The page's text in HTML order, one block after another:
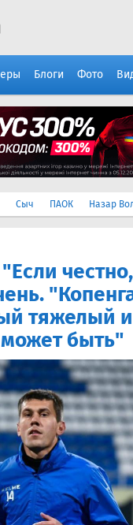
Блоги Фото
Сыч ПАОК Назар
тяжелый
быть"